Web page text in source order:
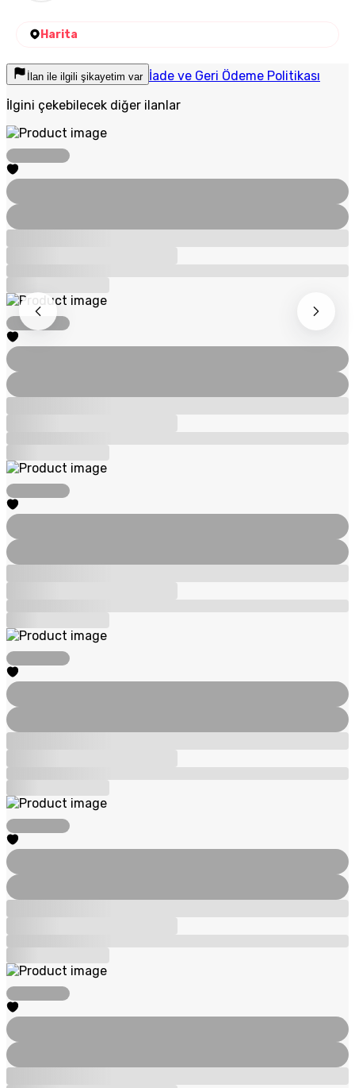
Harita
İlan ile ilgili şikayetim var İade ve Geri Ödeme Politikası
İlgini çekebilecek diğer ilanlar